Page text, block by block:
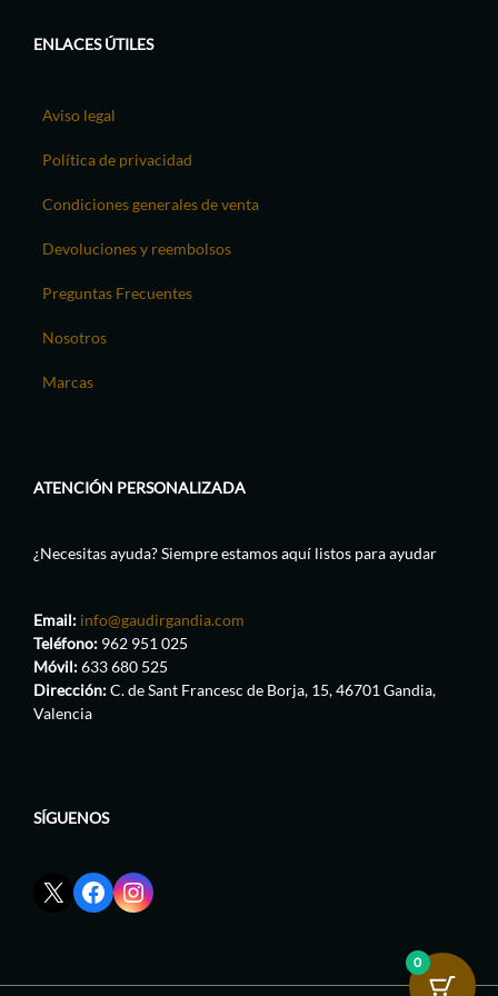
ENLACES ÚTILES
Aviso legal
Política de privacidad
Condiciones generales de venta
Devoluciones y reembolsos
Preguntas Frecuentes
Nosotros
Marcas
ATENCIÓN PERSONALIZADA
¿Necesitas ayuda? Siempre estamos aquí listos para ayudar
Email: info@gaudirgandia.com
Teléfono: 962 951 025
Móvil:633 680 525
Dirección:C. de Sant Francesc de Borja, 15, 46701 Gandia,
Valencia
SÍGUENOS
Enlace
red
Enlace
de
Enlace
0